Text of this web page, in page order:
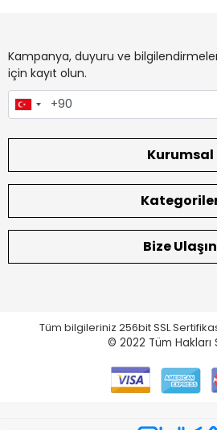
Kampanya, duyuru ve
için kayıt olun.
Kurumsal
Bize Ulaşın
Tüm bilgileriniz 256bit SSL
© 2022 Tüm Hakları